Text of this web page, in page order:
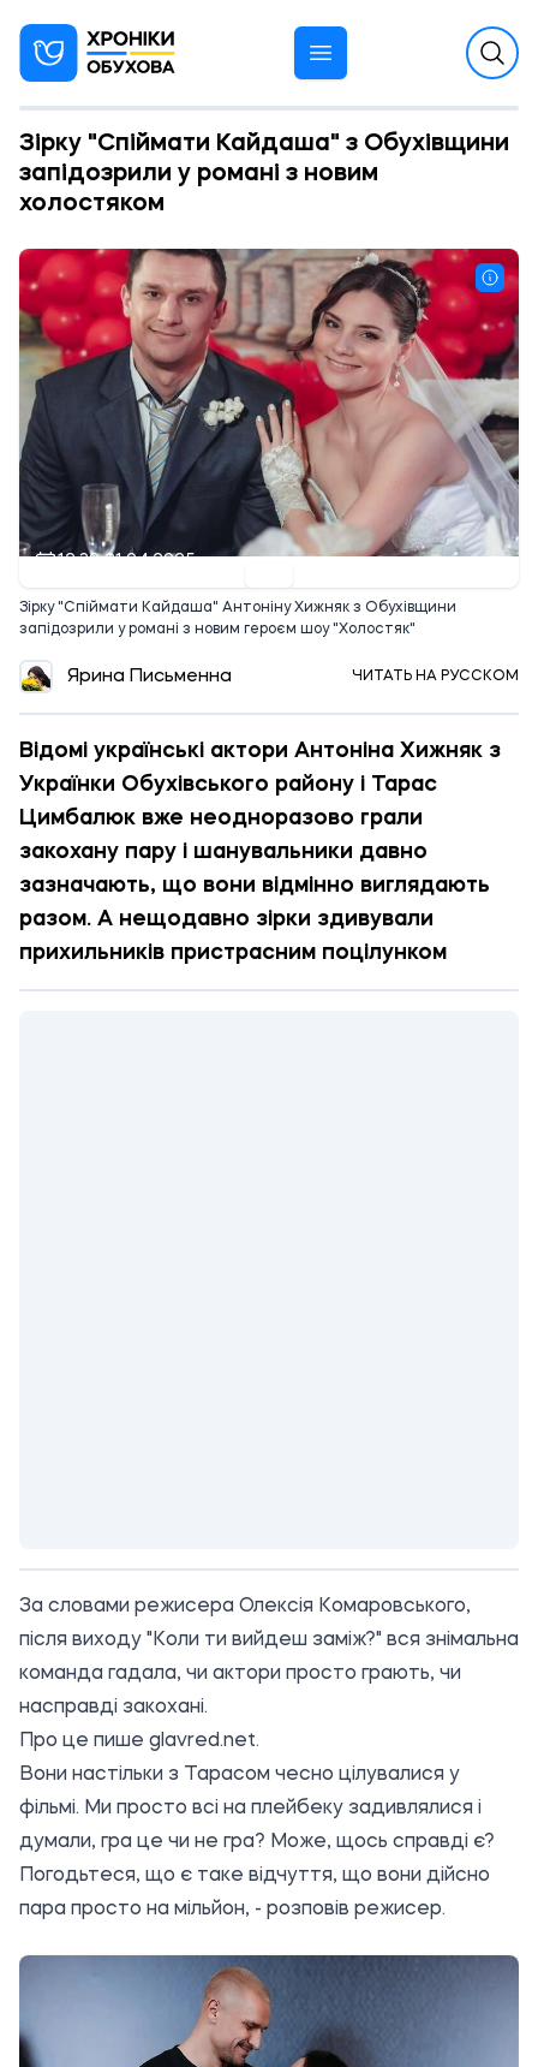
Зірку "Спіймати Кайдаша" з Обухівщини
запідозрили у романі з новим
холостяком
12:30 21.04.2025
Зірку "Спіймати Кайдаша" Антоніну Хижняк з Обухівщини
запідозрили у романі з новим героєм шоу "Холостяк"
Ярина Письменна ЧИТАТЬ НА РУССКОМ
Відомі українські актори Антоніна Хижняк з
Українки Обухівського району і Тарас
Цимбалюк вже неодноразово грали
закохану пару і шанувальники давно
зазначають, що вони відмінно виглядають
разом. А нещодавно зірки здивували
прихильників пристрасним поцілунком
За словами режисера Олексія Комаровського,
після виходу "Коли ти вийдеш заміж?" вся знімальна
команда гадала, чи актори просто грають, чи
насправді закохані.
Про це пише glavred.net.
Вони настільки з Тарасом чесно цілувалися у
фільмі. Ми просто всі на плейбеку задивлялися і
думали, гра це чи не гра? Може, щось справді є?
Погодьтеся, що є таке відчуття, що вони дійсно
пара просто на мільйон, - розповів режисер.